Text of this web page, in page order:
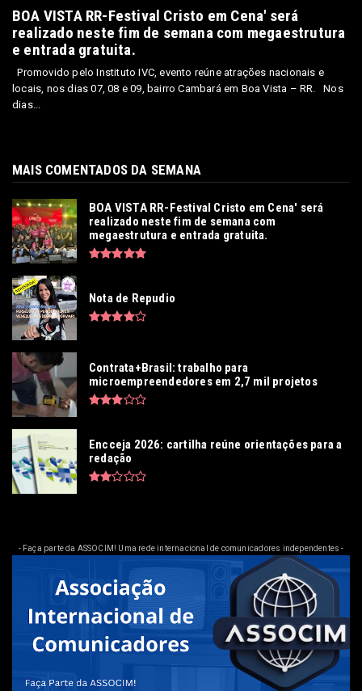
BOA VISTA RR-Festival Cristo em Cena' será
realizado neste fim de semana com megaestrutura
e entrada gratuita.
Promovido pelo Instituto IVC, evento reúne atrações nacionais e
locais, nos dias 07, 08 e 09, bairro Cambará em Boa Vista – RR. Nos
dias...
MAIS COMENTADOS DA SEMANA
BOA VISTA RR-Festival Cristo em Cena' será
realizado neste fim de semana com
megaestrutura e entrada gratuita.
Nota de Repudio
Contrata+Brasil: trabalho para
microempreendedores em 2,7 mil projetos
Encceja 2026: cartilha reúne orientações para a
redação
- Faça parte da ASSOCIM! Uma rede internacional de comunicadores independentes -